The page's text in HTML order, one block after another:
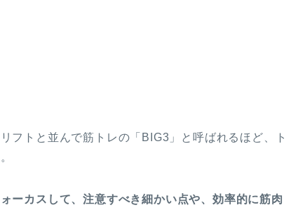
フトと並んで筋トレの「BIG3」と呼ばれるほど、ト
ーカスして、注意すべき細かい点や、効率的に筋肉